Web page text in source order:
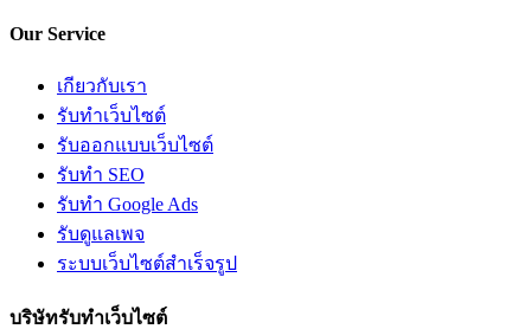
Our Service
เกียวกับเรา
รับทำเว็บไซต์
รับออกแบบเว็บไซต์
รับทำ SEO
รับทำ Google Ads
รับดูแลเพจ
ระบบเว็บไซต์สำเร็จรูป
บริษัทรับทำเว็บไซต์